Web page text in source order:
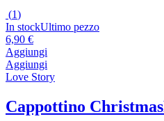
(1)
In stockUltimo pezzo
6,90 €
Aggiungi
Aggiungi
Love Story
Cappottino Christmas